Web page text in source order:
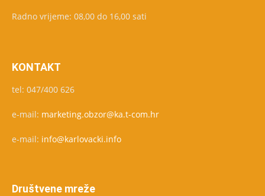
Radno vrijeme: 08,00 do 16,00 sati
KONTAKT
tel: 047/400 626
e-mail: marketing.obzor@ka.t-com.hr
e-mail: info@karlovacki.info
Društvene mreže